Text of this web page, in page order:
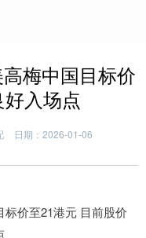
梅中国目标价
入场点
日期：2026-01-06